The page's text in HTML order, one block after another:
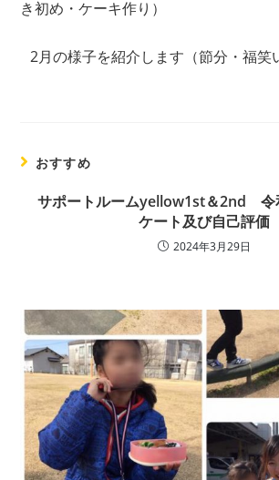
き初め・ケーキ作り）
2月の様子を紹介します（節分・福笑
おすすめ
サポートルームyellow1st＆2nd
ケート及び自己評価
2024年3月29日